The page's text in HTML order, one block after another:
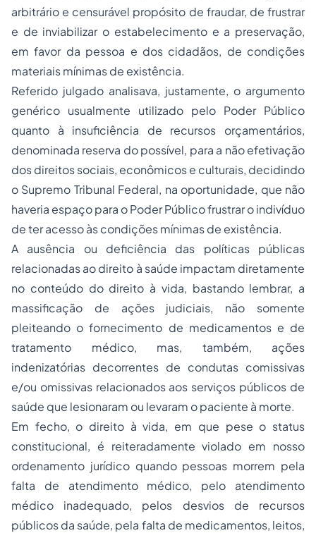
arbitrário e censurável propósito de fraudar, de frustrar
e de inviabilizar o estabelecimento e a preservação,
em favor da pessoa e dos cidadãos, de condições
materiais mínimas de existência.
Referido julgado analisava, justamente, o argumento
genérico usualmente utilizado pelo Poder Público
quanto à insuficiência de recursos orçamentários,
denominada reserva do possível, para a não efetivação
dos direitos sociais, econômicos e culturais, decidindo
o Supremo Tribunal Federal, na oportunidade, que não
haveria espaço para o Poder Público frustrar o indivíduo
de ter acesso às condições mínimas de existência.
A ausência ou deficiência das políticas públicas
relacionadas ao direito à saúde impactam diretamente
no conteúdo do direito à vida, bastando lembrar, a
massificação de ações judiciais, não somente
pleiteando o fornecimento de medicamentos e de
tratamento médico, mas, também, ações
indenizatórias decorrentes de condutas comissivas
e/ou omissivas relacionados aos serviços públicos de
saúde que lesionaram ou levaram o paciente à morte.
Em fecho, o direito à vida, em que pese o status
constitucional, é reiteradamente violado em nosso
ordenamento jurídico quando pessoas morrem pela
falta de atendimento médico, pelo atendimento
médico inadequado, pelos desvios de recursos
públicos da saúde, pela falta de medicamentos, leitos,